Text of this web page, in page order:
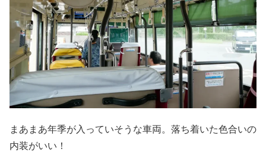
まあまあ年季が入っていそうな車両。落ち着いた色合いの
内装がいい！